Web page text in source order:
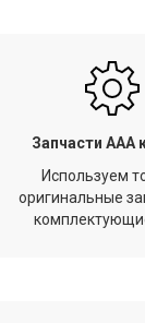
Запчасти AAA
Используем
оригинальные